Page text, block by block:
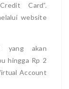
Card”.
website
yang akan
hingga Rp 2
Account